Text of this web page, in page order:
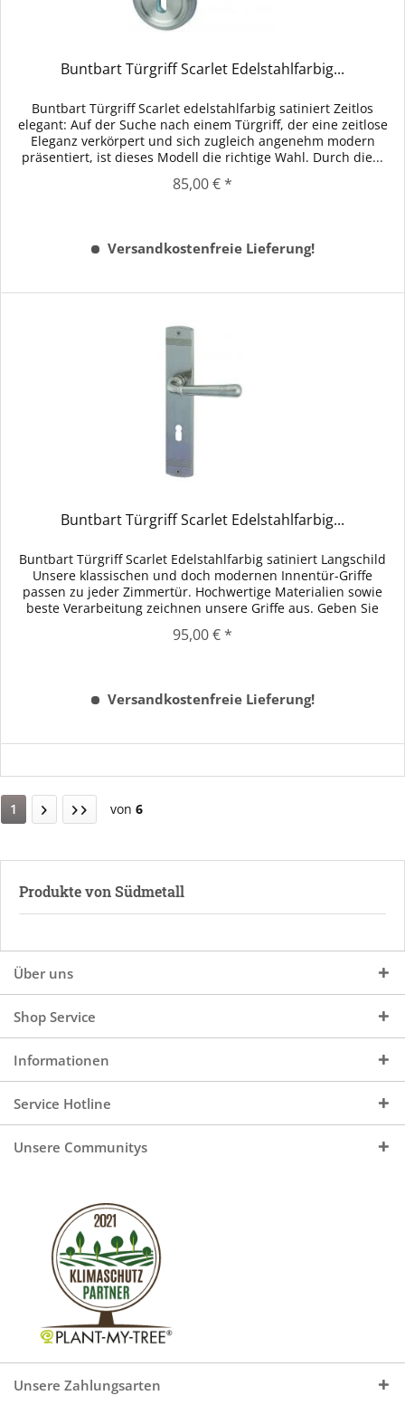
Buntbart Türgriff Scarlet Edelstahlfarbig...
Buntbart Türgriff Scarlet edelstahlfarbig satiniert Zeitlos
elegant: Auf der Suche nach einem Türgriff, der eine zeitlose
Eleganz verkörpert und sich zugleich angenehm modern
präsentiert, ist dieses Modell die richtige Wahl. Durch die...
85,00 € *
Versandkostenfreie Lieferung!
Buntbart Türgriff Scarlet Edelstahlfarbig...
Buntbart Türgriff Scarlet Edelstahlfarbig satiniert Langschild
Unsere klassischen und doch modernen Innentür-Griffe
passen zu jeder Zimmertür. Hochwertige Materialien sowie
beste Verarbeitung zeichnen unsere Griffe aus. Geben Sie
95,00 € *
Versandkostenfreie Lieferung!
1 von 6
Produkte von Südmetall
Über uns
Shop Service
Informationen
Service Hotline
Unsere Communitys
Unsere Zahlungsarten